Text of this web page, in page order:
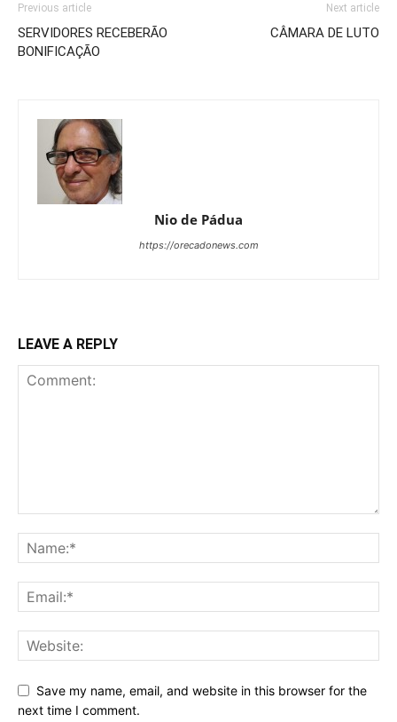
Previous article
SERVIDORES RECEBERÃO
BONIFICAÇÃO
Next article
CÂMARA DE LUTO
Nio de Pádua
https://orecadonews.com
LEAVE A REPLY
Save my name, email, and website in this browser for the
next time I comment.